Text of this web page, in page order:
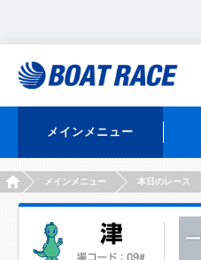
メインメニュー
HOMEメインメニュー 本日のレース